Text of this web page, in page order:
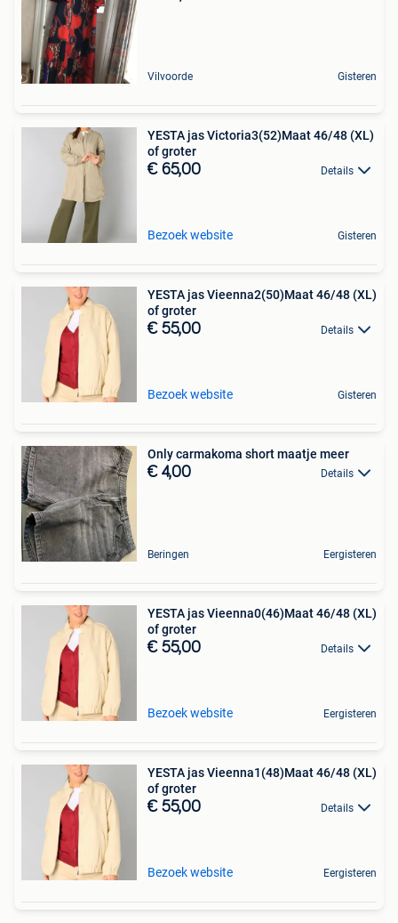
Vilvoorde Gisteren
YESTA jas Victoria3(52)Maat 46/48 (XL)
of groter
€ 65,00 Details
Bezoek website Gisteren
YESTA jas Vieenna2(50)Maat 46/48 (XL)
of groter
€ 55,00 Details
Bezoek website Gisteren
Only carmakoma short maatje meer
€ 4,00 Details
Beringen Eergisteren
YESTA jas Vieenna0(46)Maat 46/48 (XL)
of groter
€ 55,00 Details
Bezoek website Eergisteren
YESTA jas Vieenna1(48)Maat 46/48 (XL)
of groter
€ 55,00 Details
Bezoek website Eergisteren